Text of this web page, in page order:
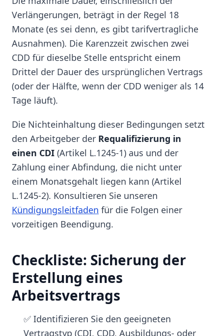
Verlängerungen, beträgt in der Regel 18
Monate (es sei denn, es gibt tarifvertragliche
Ausnahmen). Die Karenzzeit zwischen zwei
CDD für dieselbe Stelle entspricht einem
Drittel der Dauer des ursprünglichen Vertrags
(oder der Hälfte, wenn der CDD weniger als 14
Tage läuft).
Die Nichteinhaltung dieser Bedingungen setzt
den Arbeitgeber der Requalifizierung in
einen CDI (Artikel L.1245-1) aus und der
Zahlung einer Abfindung, die nicht unter
einem Monatsgehalt liegen kann (Artikel
L.1245-2). Konsultieren Sie unseren
Kündigungsleitfaden für die Folgen einer
vorzeitigen Beendigung.
Checkliste: Sicherung der
Erstellung eines
Arbeitsvertrags
✅ Identifizieren Sie den geeigneten
Vertragstyp (CDI, CDD, Ausbildungs- oder